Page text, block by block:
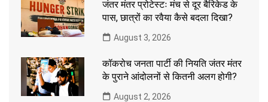
जंतर मंतर प्रोटेस्टः मंच से दूर बैरिकेड के
पास, छात्रों का रवैया कैसे बदला दिखा?
August 3, 2026
कॉकरोच जनता पार्टी की नियति जंतर मंतर
के पुराने आंदोलनों से कितनी अलग होगी?
August 2, 2026